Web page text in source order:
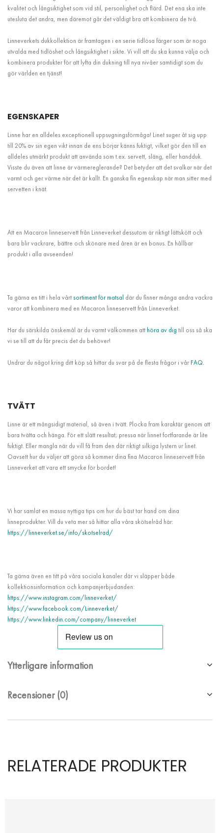
kvalitet och långsiktighet som vid stil, personlighet och flärd. Det ena ska inte
utesluta det andra, men däremot går det väldigt bra att kombinera de två.
Linneverkets dukkollektion är framtagen i en serie tidlösa färger som är noga
utvalda med tidlöshet och långsiktighet i sikte. Vi vill att du ska kunna välja och
kombinera produkter för att lyfta din dukning till nya nivåer samtidigt som du
gör världen en tjänst!
EGENSKAPER
Linne har en alldeles exceptionell uppsugningsförmåga! Linet suger åt sig upp
till 20% av sin egen vikt innan de ens börjar känns fuktigt, vilket gör den till en
alldeles utmärkt produkt att använda som t.ex. servett, släng, eller handduk.
Visste du även att linne är värmereglerande? Det betyder att det svalkar när det
varmt och ger värme när det är kallt. En ganska fin egenskap när man sitter med
servetten i knät.
Att en Macaron linneservett från Linneverket dessutom är riktigt lättskött och
bara blir vackrare, bättre och skönare med åren är en bonus. En hållbar
produkt i alla avseenden!
Ta gärna en titt i hela vårtsortiment för matsal där du finner många andra vackra
varor att kombinera med en Macaron linneservett från Linneverket.
Har du särskilda önskemål är du varmt välkommen att höra av dig till oss så ska
vi se till att du får precis det du behöver!
Undrar du något kring ditt köp så hittar du svar på de flesta frågor i vår FAQ.
TVÄTT
Linne är ett mångsidigt material, så även i tvätt. Plocka fram karaktär genom att
bara tvätta och hänga. För ett slätt resultat; pressa när linnet fortfarande är lite
fuktigt. Eller mangla när du vill få fram den där riktigt silkiga lystern ur linet.
Oavsett hur du väljer att göra så kommer dina fina Macaron linneservett från
Linneverket att vara ett smycke för bordet!
Vi har samlat en massa nyttiga tips om hur du bäst tar hand om dina
linneprodukter. Vill du veta mer så hittar alla våra skötselråd här:
https://linneverket.se/info/skotselrad/
Ta gärna även en titt på våra sociala kanaler där vi släpper både
kollektionsinformation och kampanjerbjudanden:
https://www.instagram.com/linneverket/
https://www.facebook.com/Linneverket/
https://www.linkedin.com/company/linneverket
Ytterligare information
Recensioner (0)
RELATERADE PRODUKTER